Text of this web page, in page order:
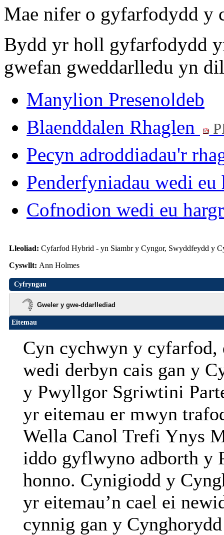
Mae nifer o gyfarfodydd y
Bydd yr holl gyfarfodydd
gwefan gweddarlledu yn
Manylion Presenoldeb
Blaenddalen Rhaglen
Pecyn adroddiadau'r
Penderfyniadau wedi
Cofnodion wedi eu
Lleoliad: Cyfarfod Hybrid - yn Siambr y Cyngor, Swyddfeydd y
Cyswllt: Ann Holmes
Cyfryngau
Gweler y gwe-ddarllediad
Eitemau
Cyn cychwyn y cyfarfod,
wedi derbyn cais gan y
y Pwyllgor Sgriwtini
yr eitemau er mwyn
Wella Canol Trefi Ynys
iddo gyflwyno adborth y
honno. Cynigiodd y
yr eitemau’n cael ei
cynnig gan y